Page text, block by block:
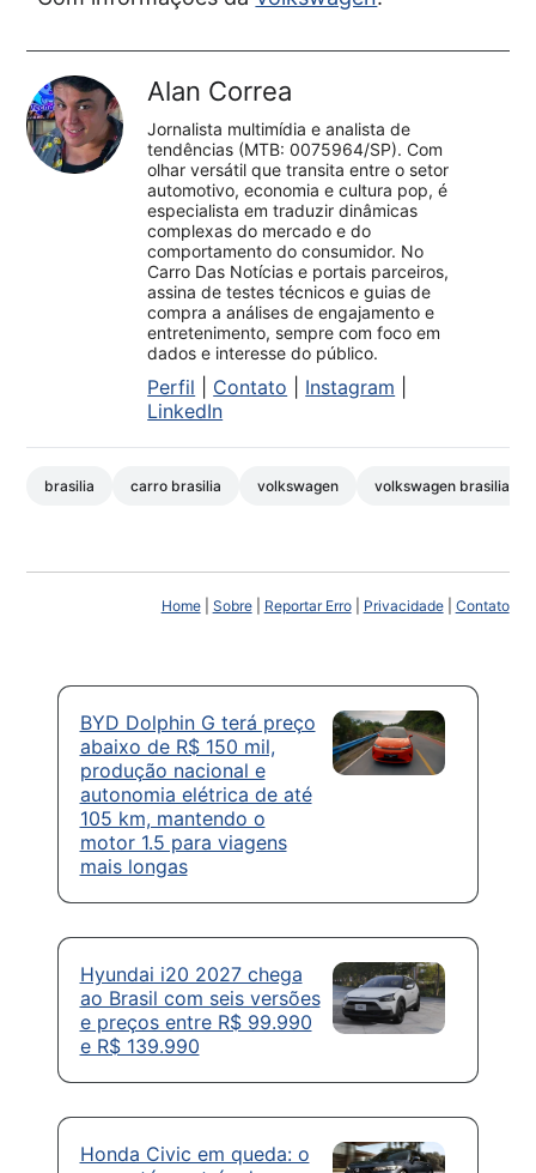
Alan Correa
Jornalista multimídia e analista de
tendências (MTB: 0075964/SP). Com
olhar versátil que transita entre o setor
automotivo, economia e cultura pop, é
especialista em traduzir dinâmicas
complexas do mercado e do
comportamento do consumidor. No
Carro Das Notícias e portais parceiros,
assina de testes técnicos e guias de
compra a análises de engajamento e
entretenimento, sempre com foco em
dados e interesse do público.
Perfil Contato Instagram
LinkedIn
brasilia carro brasilia volkswagen volkswagen brasilia
Home| Sobre| Reportar Erro| Privacidade| Contato
BYD Dolphin G terá preço
abaixo de R$ 150 mil,
produção nacional e
autonomia elétrica de até
105 km, mantendo o
motor 1.5 para viagens
mais longas
Hyundai i20 2027 chega
ao Brasil com seis versões
e preços entre R$ 99.990
e R$ 139.990
Honda Civic em queda: o